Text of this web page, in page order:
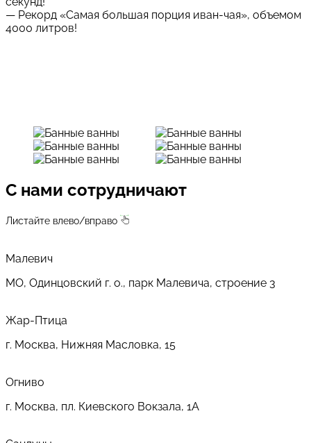
— Рекорд «Самая большая порция иван-чая», объемом
4000 литров!
С нами сотрудничают
Листайте влево/вправо
Малевич
МО, Одинцовский г. о., парк Малевича, строение 3
Жар-Птица
г. Москва, Нижняя Масловка, 15
Огниво
г. Москва, пл. Киевского Вокзала, 1А